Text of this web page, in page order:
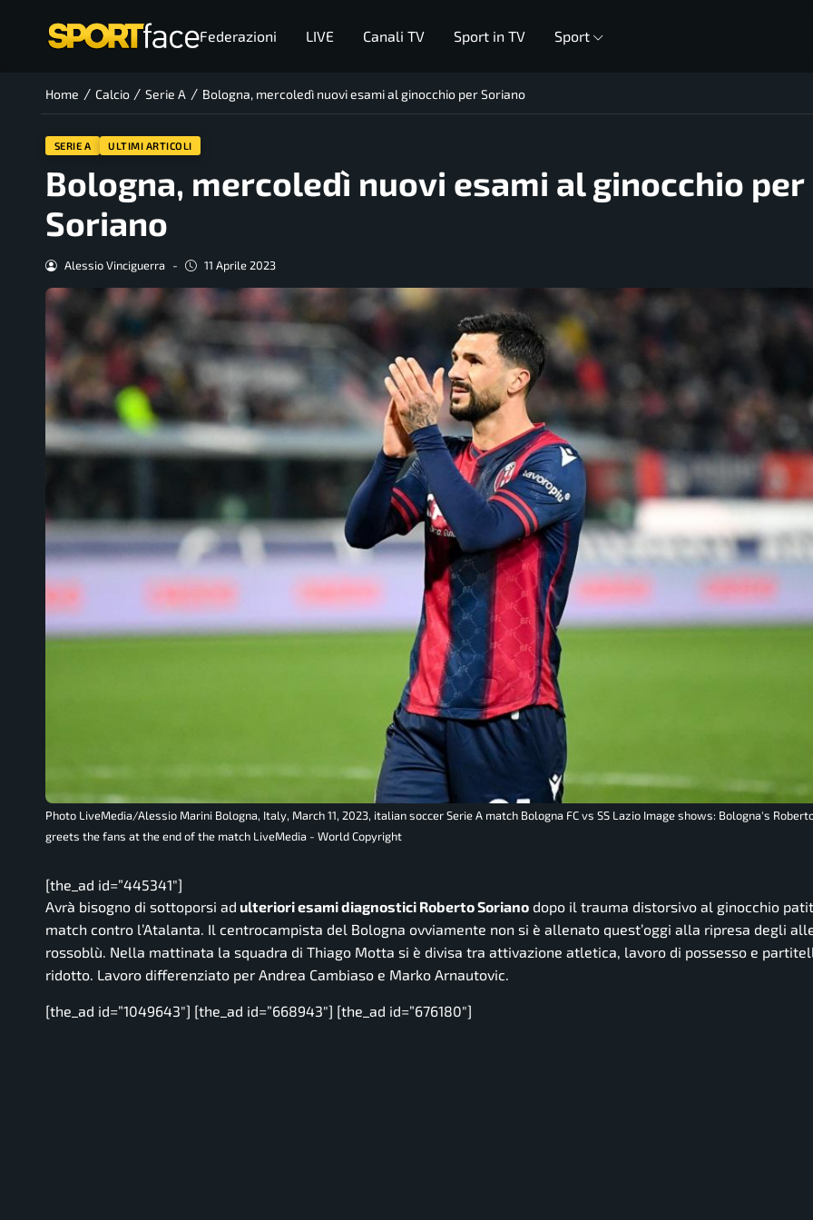
Federazioni LIVE Canali TV Sport in TV Sport
Home / Calcio / Serie A / Bologna, mercoledì nuovi esami al ginocchio per Soriano
SERIE A ULTIMI ARTICOLI
Bologna, mercoledì nuovi esami al ginocchio per
Soriano
Alessio Vinciguerra - 11 Aprile 2023
Photo LiveMedia/Alessio Marini Bologna, Italy, March 11, 2023, italian soccer Serie A match Bologna FC vs SS Lazio Image shows: Bologna's
greets the fans at the end of the match LiveMedia - World Copyright
[the_ad id=”445341″]
Avrà bisogno di sottoporsi ad ulteriori esami diagnostici Roberto Soriano dopo il trauma distorsivo al ginocchio
match contro l’Atalanta. Il centrocampista del Bologna ovviamente non si è allenato quest’oggi alla ripresa degli
rossoblù. Nella mattinata la squadra di Thiago Motta si è divisa tra attivazione atletica, lavoro di possesso e
ridotto. Lavoro differenziato per Andrea Cambiaso e Marko Arnautovic.
[the_ad id=”1049643″] [the_ad id=”668943″] [the_ad id=”676180″]